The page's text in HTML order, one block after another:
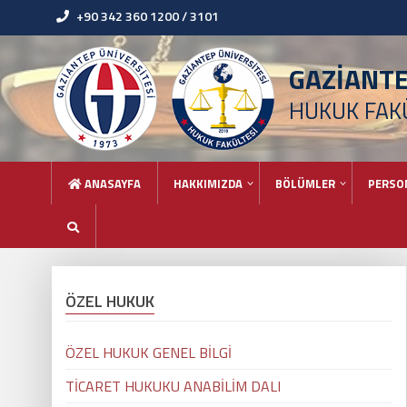
+90 342 360 1200 / 3101
HUKUK
ANASAYFA HAKKIMIZDA BÖLÜMLER
ÖZEL HUKUK
ÖZEL HUKUK GENEL BİLGİ
TİCARET HUKUKU ANABİLİM DALI